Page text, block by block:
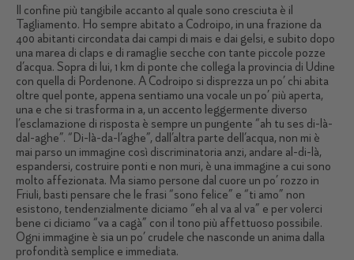
Il confine più tangibile accanto al quale sono cresciuta è il
Tagliamento. Ho sempre abitato a Codroipo, in una frazione da
400 abitanti circondata dai campi di mais e dai gelsi, e subito dopo
una marea di claps e di ramaglie secche con tante piccole pozze
d’acqua. Sopra di lui, 1 km di ponte che collega la provincia di Udine
con quella di Pordenone. A Codroipo si disprezza un po’ chi abita
oltre quel ponte, appena sentiamo una vocale un po’ più aperta,
una e che si trasforma in a, un accento leggermente diverso
l’esclamazione di risposta è sempre un pungente “ah tu ses di-là-
dal-aghe”. “Di-là-da-l’aghe”, dall’altra parte dell’acqua, non mi è
mai parso un immagine così discriminatoria anzi, andare al-di-là,
espandersi, costruire ponti e non muri, è una immagine a cui sono
molto affezionata. Ma siamo persone dal cuore un po’ rozzo in
Friuli, basti pensare che le frasi “sono felice” e “ti amo” non
esistono, tendenzialmente diciamo “eh al va al va” e per volerci
bene ci diciamo “va a cagà” con il tono più affettuoso possibile.
Ogni immagine è sia un po’ crudele che nasconde un anima dalla
profondità semplice e immediata.